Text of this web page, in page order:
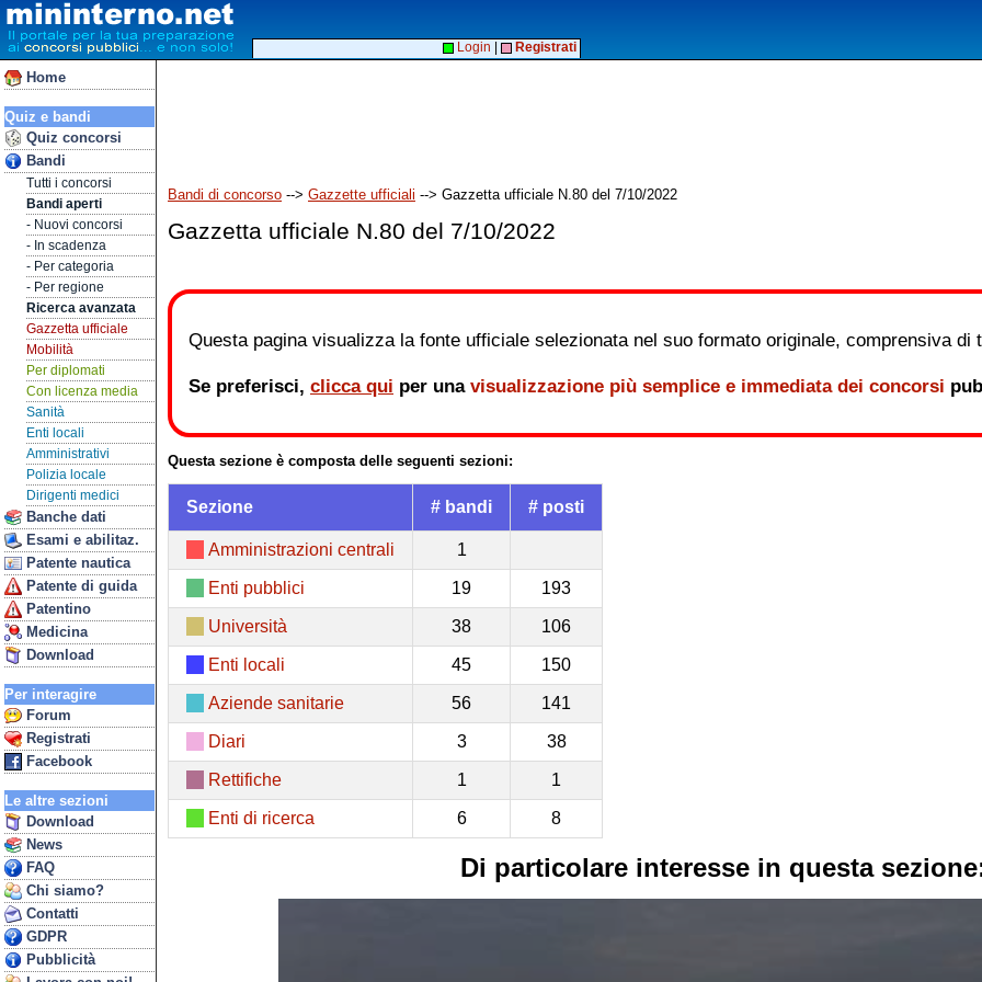
Home
Quiz e bandi
Quiz concorsi
Bandi
Tutti i concorsi
Bandi aperti
- Nuovi concorsi
- In scadenza
- Per categoria
- Per regione
Ricerca avanzata
Gazzetta ufficiale
Mobilità
Per diplomati
Con licenza media
Sanità
Enti locali
Amministrativi
Polizia locale
Dirigenti medici
Banche dati
Esami e abilitaz.
Patente nautica
Patente di guida
Patentino
Medicina
Download
Per interagire
Forum
Registrati
Facebook
Le altre sezioni
Download
News
FAQ
Chi siamo?
Contatti
GDPR
Pubblicità
Login Registrati
Bandi di concorso --> Gazzette ufficiali --> Gazzetta ufficiale N.80 del 7/10/2022
Gazzetta ufficiale N.80 del 7/10/2022
Questa pagina visualizza la fonte ufficiale selezionata nel suo formato originale, comprensiva
Se preferisci, clicca qui per una visualizzazione più semplice e immediata dei concorsi
Questa sezione è composta delle seguenti sezioni:
Sezione # bandi # posti
Amministrazioni centrali 1
Enti pubblici 19 193
Università 38 106
Enti locali 45 150
Aziende sanitarie 56 141
Diari 3 38
Rettifiche 1 1
Enti di ricerca 6 8
Di particolare interesse in questa